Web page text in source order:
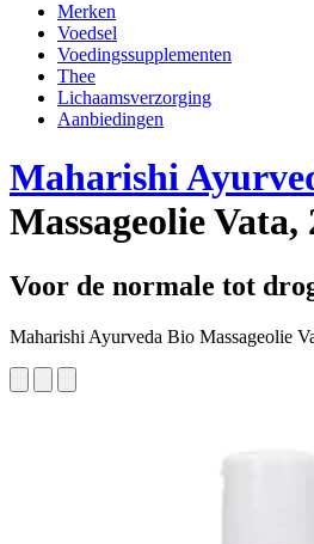
Merken
Voedsel
Voedingssupplementen
Thee
Lichaamsverzorging
Aanbiedingen
Maharishi
Massageolie Vata,
Voor de normale tot
Maharishi Ayurveda Bio Massageolie